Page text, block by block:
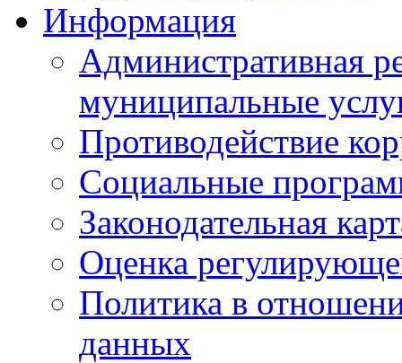
Информация
Административная
муниципальные
Противодействие
Социальные
Законодательная
Оценка
Политика в
данных